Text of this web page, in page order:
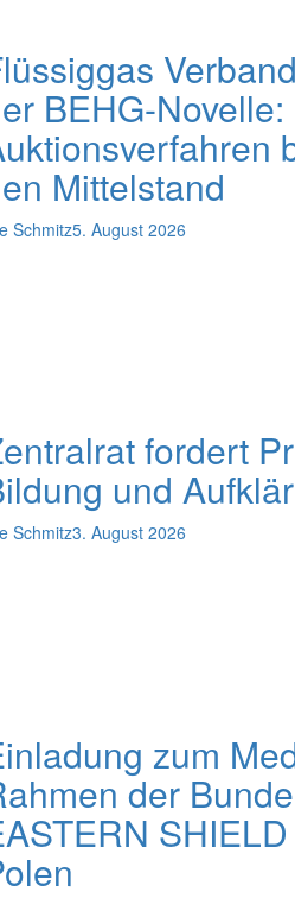
BEHG-Novelle:
Mittelstand
Schmitz5. August 2026
fordert
und
Schmitz3. August 2026
zum
der